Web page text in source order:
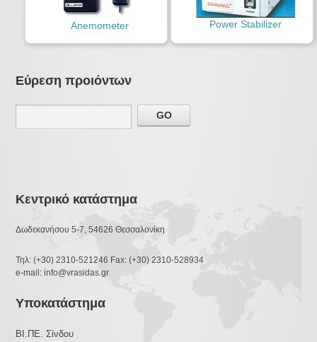
Anemometer Power Stabilizer
Εύρεση προιόντων
Κεντρικό κατάστημα
Δωδεκανήσου 5-7, 54626 Θεσσαλονίκη
Τηλ: (+30) 2310-521246 Fax: (+30) 2310-528934
e-mail: info@vrasidas.gr
Υποκατάστημα
ΒΙ.ΠΕ. Σίνδου